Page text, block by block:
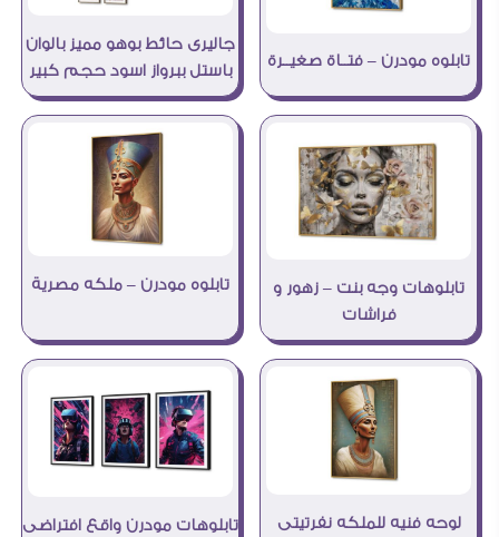
تابلوه مودرن – فتــاة صغيــرة
جاليرى حائط بوهو مميز بالوان
باستل ببرواز اسود حجم كبير
تابلوهات وجه بنت – زهور و
فراشات
تابلوه مودرن – ملكه مصرية
لوحه فنيه للملكه نفرتيتى
تابلوهات مودرن واقع افتراضى